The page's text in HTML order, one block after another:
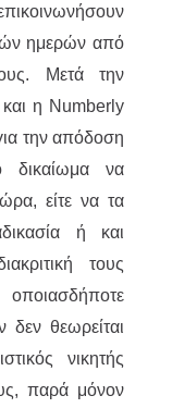
ημερών από
Μετά την
και η Numberly
την απόδοση
να
είτε να τα
ή και
τους
δεν θεωρείται
νικητής
παρά μόνον